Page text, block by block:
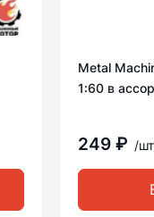
Metal
1:60 в
249 ₽ /шт